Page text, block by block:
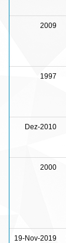
2009
1997
Dez-2010
2000
19-Nov-2019